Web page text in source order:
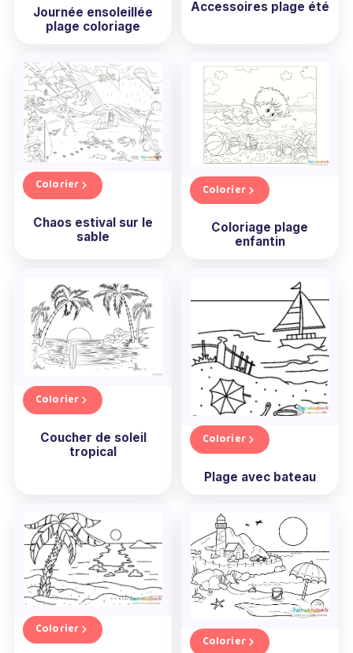
Journée ensoleillée
plage coloriage
Accessoires plage été
Colorier
Chaos estival sur le
sable
Colorier
Coloriage plage
enfantin
Colorier
Coucher de soleil
tropical
Colorier
Plage avec bateau
Colorier
Colorier